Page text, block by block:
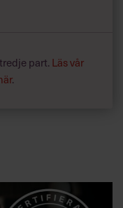
part. Läs vår
.